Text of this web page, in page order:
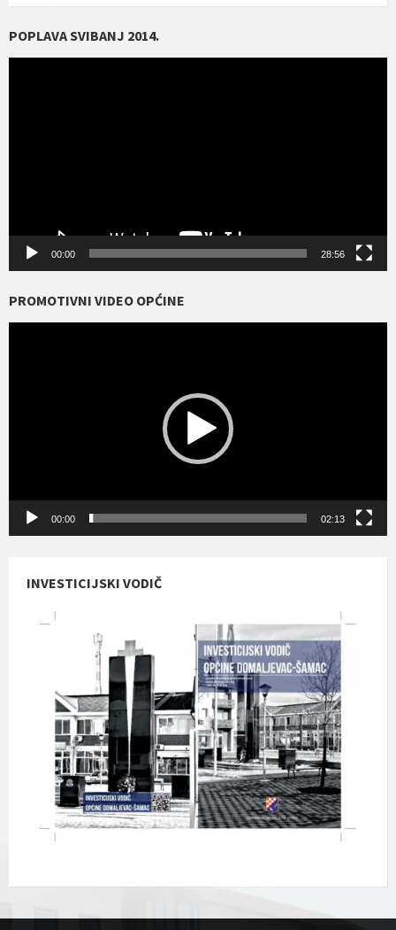
POPLAVA SVIBANJ 2014.
00:00 28:56
PROMOTIVNI VIDEO OPĆINE
00:00 02:13
INVESTICIJSKI VODIČ